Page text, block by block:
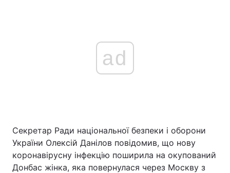
Головна Війна
Україна Політика
ad
Секретар Ради національної безпеки і оборони
України Олексій Данілов повідомив, що нову
коронавірусну інфекцію поширила на окупований
Донбас жінка, яка повернулася через Москву з